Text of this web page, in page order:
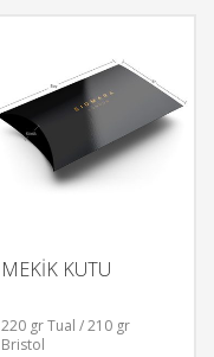
MEKİK KUTU
220 gr Tual / 210 gr
Bristol